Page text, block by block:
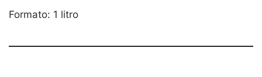
Formato: 1 litro